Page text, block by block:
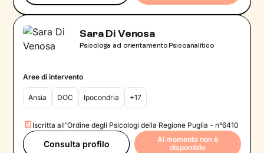
Sara Di Venosa
Psicologa ad orientamento Psicoanalitico
Aree di intervento
Ansia DOC Ipocondria +17
Iscritta all'Ordine degli Psicologi della Regione Puglia - n°6410
Consulta profilo
Al momento non è
disponibile